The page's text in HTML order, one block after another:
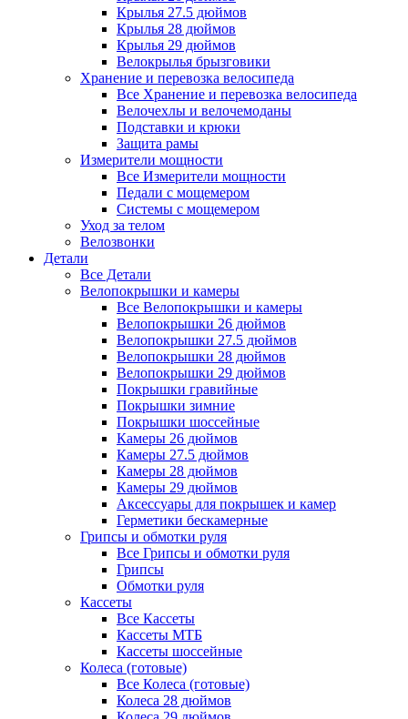
Крылья 27.5 дюймов
Крылья 28 дюймов
Крылья 29 дюймов
Велокрылья брызговики
Хранение и перевозка велосипеда
Все Хранение и перевозка велосипеда
Велочехлы и велочемоданы
Подставки и крюки
Защита рамы
Измерители мощности
Все Измерители мощности
Педали с мощемером
Системы с мощемером
Уход за телом
Велозвонки
Детали
Все Детали
Велопокрышки и камеры
Все Велопокрышки и камеры
Велопокрышки 26 дюймов
Велопокрышки 27.5 дюймов
Велопокрышки 28 дюймов
Велопокрышки 29 дюймов
Покрышки гравийные
Покрышки зимние
Покрышки шоссейные
Камеры 26 дюймов
Камеры 27.5 дюймов
Камеры 28 дюймов
Камеры 29 дюймов
Аксессуары для покрышек и камер
Герметики бескамерные
Грипсы и обмотки руля
Все Грипсы и обмотки руля
Грипсы
Обмотки руля
Кассеты
Все Кассеты
Кассеты МТБ
Кассеты шоссейные
Колеса (готовые)
Все Колеса (готовые)
Колеса 28 дюймов